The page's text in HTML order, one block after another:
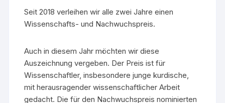
Seit 2018 verleihen wir alle zwei Jahre einen
Wissenschafts- und Nachwuchspreis.
Auch in diesem Jahr möchten wir diese
Auszeichnung vergeben. Der Preis ist für
Wissenschaftler, insbesondere junge kurdische,
mit herausragender wissenschaftlicher Arbeit
gedacht. Die für den Nachwuchspreis nominierten